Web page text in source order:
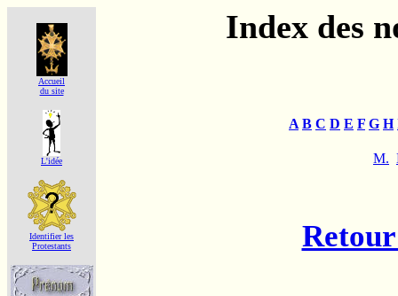
Accueil
du site
L'idée
Identifier les
Protestants
Index des
A B C D E F G H
M.